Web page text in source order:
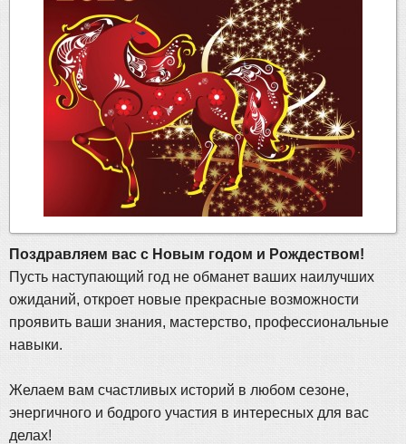
Поздравляем вас с Новым годом и Рождеством!
Пусть наступающий год не обманет ваших наилучших
ожиданий, откроет новые прекрасные возможности
проявить ваши знания, мастерство, профессиональные
навыки.
Желаем вам счастливых историй в любом сезоне,
энергичного и бодрого участия в интересных для вас
делах!